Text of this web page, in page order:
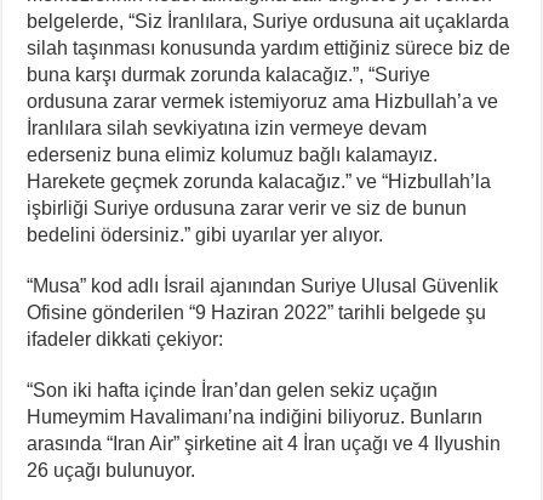
belgelerde, “Siz İranlılara, Suriye ordusuna ait uçaklarda
silah taşınması konusunda yardım ettiğiniz sürece biz de
buna karşı durmak zorunda kalacağız.”, “Suriye
ordusuna zarar vermek istemiyoruz ama Hizbullah’a ve
İranlılara silah sevkiyatına izin vermeye devam
ederseniz buna elimiz kolumuz bağlı kalamayız.
Harekete geçmek zorunda kalacağız.” ve “Hizbullah’la
işbirliği Suriye ordusuna zarar verir ve siz de bunun
bedelini ödersiniz.” gibi uyarılar yer alıyor.
“Musa” kod adlı İsrail ajanından Suriye Ulusal Güvenlik
Ofisine gönderilen “9 Haziran 2022” tarihli belgede şu
ifadeler dikkati çekiyor:
“Son iki hafta içinde İran’dan gelen sekiz uçağın
Humeymim Havalimanı’na indiğini biliyoruz. Bunların
arasında “Iran Air” şirketine ait 4 İran uçağı ve 4 Ilyushin
26 uçağı bulunuyor.